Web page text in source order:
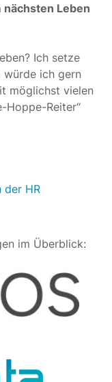
nächsten Leben
Ich setze
würde ich gern
möglichst vielen
Hoppe-Reiter“
der HR
im Überblick: